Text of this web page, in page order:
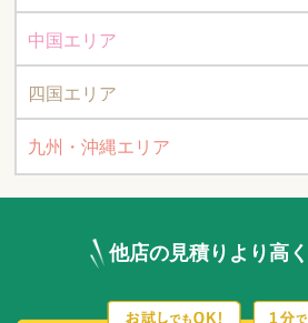
中国エリア
四国エリア
九州・沖縄エリア
他店の見積りより高